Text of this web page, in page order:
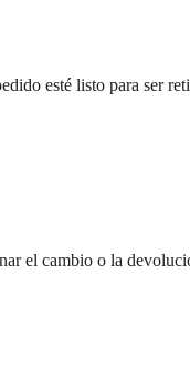
esté listo para ser
el cambio o la